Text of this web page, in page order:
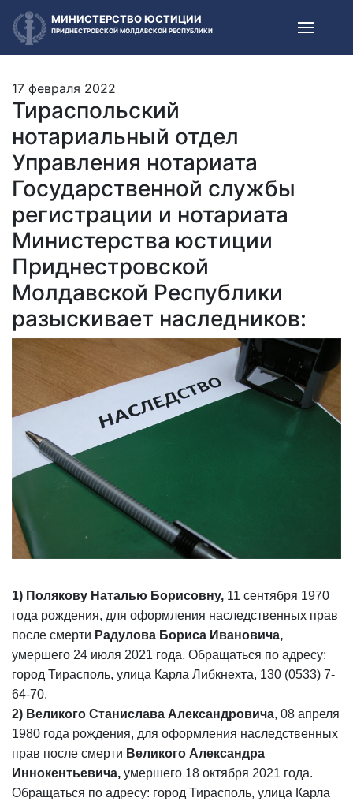
МИНИСТЕРСТВО ЮСТИЦИИ
ПРИДНЕСТРОВСКОЙ МОЛДАВСКОЙ РЕСПУБЛИКИ
17 февраля 2022
Тираспольский
нотариальный отдел
Управления нотариата
Государственной службы
регистрации и нотариата
Министерства юстиции
Приднестровской
Молдавской Республики
разыскивает наследников:
1) Полякову Наталью Борисовну, 11 сентября 1970
года рождения, для оформления наследственных прав
после смерти Радулова Бориса Ивановича,
умершего 24 июля 2021 года. Обращаться по адресу:
город Тирасполь, улица Карла Либкнехта, 130 (0533) 7-
64-70.
2) Великого Станислава Александровича, 08 апреля
1980 года рождения, для оформления наследственных
прав после смерти Великого Александра
Иннокентьевича, умершего 18 октября 2021 года.
Обращаться по адресу: город Тирасполь, улица Карла